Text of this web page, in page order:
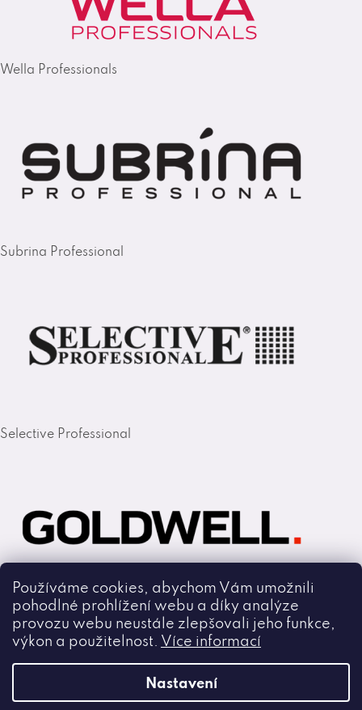
Používáme cookies, abychom Vám umožnili
pohodlné prohlížení webu a díky analýze
provozu webu neustále zlepšovali jeho funkce,
výkon a použitelnost. Více informací
Nastavení
Wella Professionals
Subrina Professional
Selective Professional
Goldwell
Copyright 2026Cmiral.cz
Všechna práva vyhrazena.